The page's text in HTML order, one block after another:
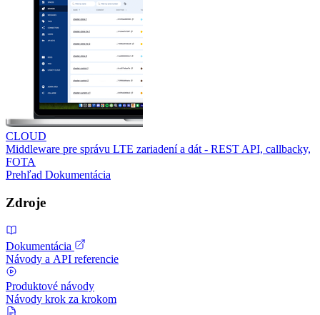
CLOUD
Middleware pre správu LTE zariadení a dát - REST API, callbacky,
FOTA
Prehľad Dokumentácia
Zdroje
Dokumentácia
Návody a API referencie
Produktové návody
Návody krok za krokom